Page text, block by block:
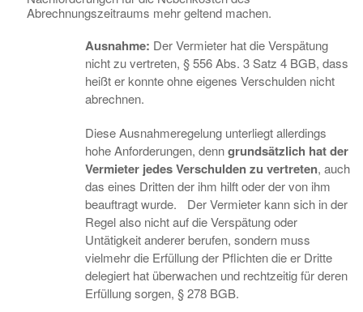
Abrechnungszeitraums mehr geltend machen.
Ausnahme: Der Vermieter hat die Verspätung
nicht zu vertreten, § 556 Abs. 3 Satz 4 BGB, dass
heißt er konnte ohne eigenes Verschulden nicht
abrechnen.
Diese Ausnahmeregelung unterliegt allerdings
hohe Anforderungen, denngrundsätzlich hat der
Vermieter jedes Verschulden zu vertreten, auch
das eines Dritten der ihm hilft oder der von ihm
beauftragt wurde. Der Vermieter kann sich in der
Regel also nicht auf die Verspätung oder
Untätigkeit anderer berufen, sondern muss
vielmehr die Erfüllung der Pflichten die er Dritte
delegiert hat überwachen und rechtzeitig für deren
Erfüllung sorgen, § 278 BGB.